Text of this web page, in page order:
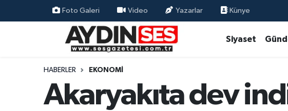
Foto Galeri Video Yazarlar Künye
Siyaset
HABERLER EKONOMI
Akaryakıta dev
Siyaset
Aydın Nöbetçi Eczaneler
Aydin Namaz Vakitleri